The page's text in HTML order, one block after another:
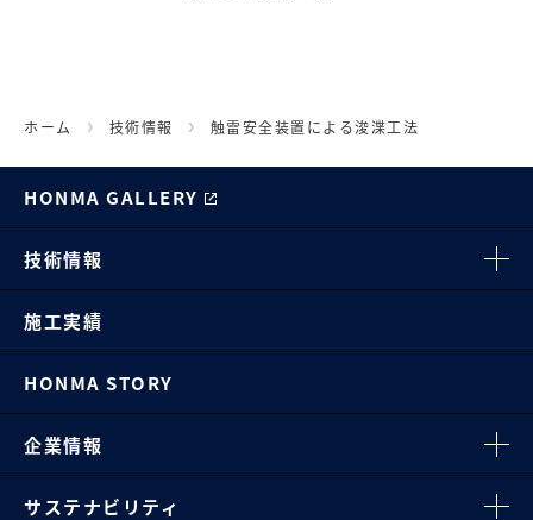
ホーム 技術情報 触雷安全装置による浚渫工法
HONMA GALLERY
技術情報
施工実績
HONMA STORY
企業情報
サステナビリティ